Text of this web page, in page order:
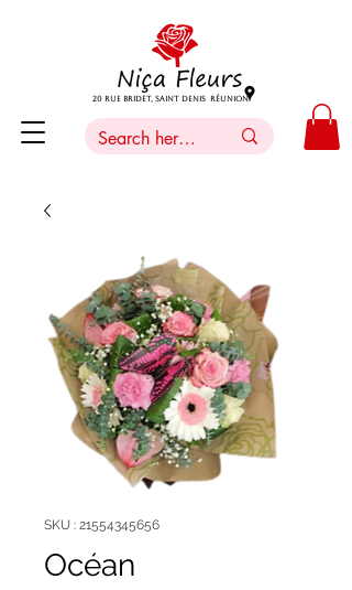
20 Rue Bridet, Saint Denis Réunion
SKU : 21554345656
Océan